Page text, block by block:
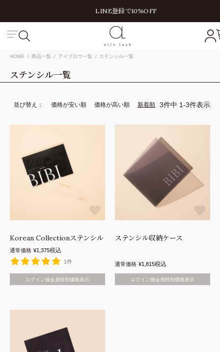
LINE登録で10%OFF
HOME 商品一覧 アイブロウ一覧 ステンシル一覧
ステンシル一覧
並び替え 価格が安い順 価格が高い順 新着順 3件中 1-3件表示
Korean Collectionステンシル
通常価格 ¥1,375税込
1件
ログイン後会員特別価格表示
ステンシル収納ケース
通常価格 ¥1,815税込
ログイン後会員特別価格表示
価格
対面講習
この内容で絞り込み
商品を探す
アイブロウ
フェイス
講習を探す
フェイスワックス
アイブロウ